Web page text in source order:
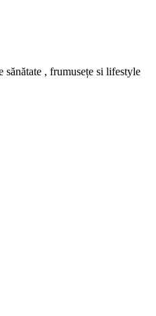
, frumusețe si lifestyle